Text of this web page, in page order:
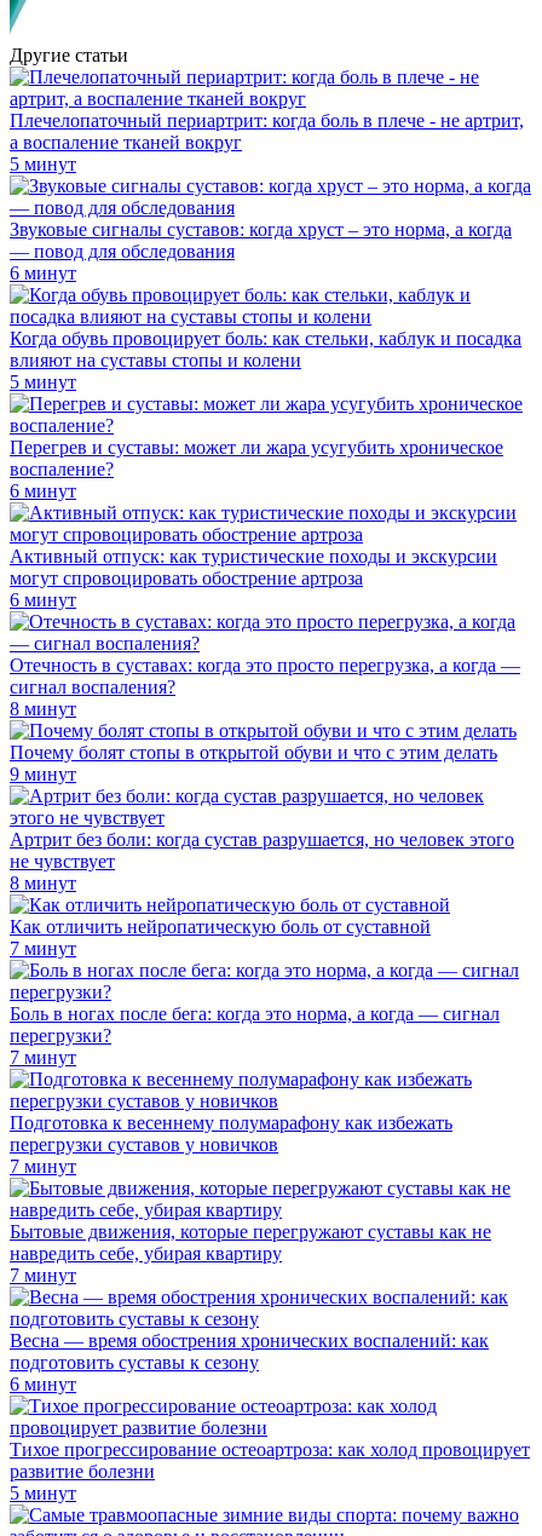
Другие статьи
Плечелопаточный периартрит: когда боль в плече - не артрит,
а воспаление тканей вокруг
5 минут
Звуковые сигналы суставов: когда хруст – это норма, а когда
— повод для обследования
6 минут
Когда обувь провоцирует боль: как стельки, каблук и посадка
влияют на суставы стопы и колени
5 минут
Перегрев и суставы: может ли жара усугубить хроническое
воспаление?
6 минут
Активный отпуск: как туристические походы и экскурсии
могут спровоцировать обострение артроза
6 минут
Отечность в суставах: когда это просто перегрузка, а когда —
сигнал воспаления?
8 минут
Почему болят стопы в открытой обуви и что с этим делать
9 минут
Артрит без боли: когда сустав разрушается, но человек этого
не чувствует
8 минут
Как отличить нейропатическую боль от суставной
7 минут
Боль в ногах после бега: когда это норма, а когда — сигнал
перегрузки?
7 минут
Подготовка к весеннему полумарафону как избежать
перегрузки суставов у новичков
7 минут
Бытовые движения, которые перегружают суставы как не
навредить себе, убирая квартиру
7 минут
Весна — время обострения хронических воспалений: как
подготовить суставы к сезону
6 минут
Тихое прогрессирование остеоартроза: как холод провоцирует
развитие болезни
5 минут